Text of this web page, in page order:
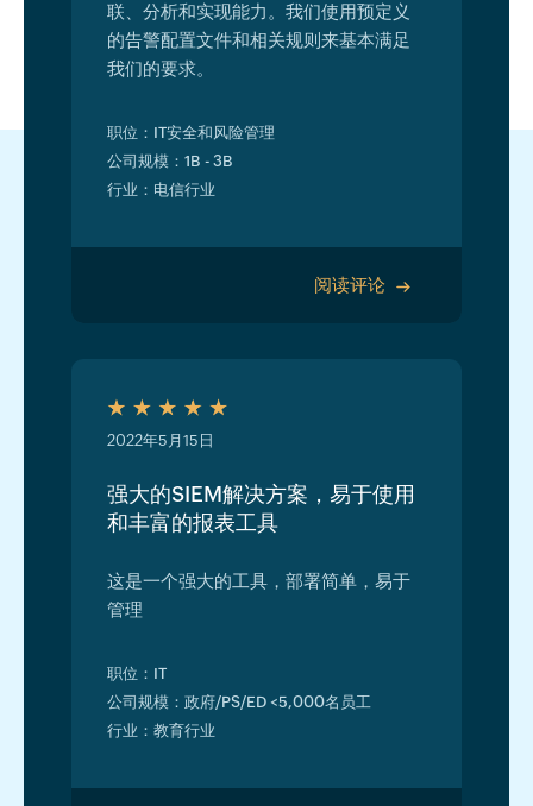
联、分析和实现能力。我们使用预定义
的告警配置文件和相关规则来基本满足
我们的要求。
职位：IT安全和风险管理
公司规模：1B - 3B
行业：电信行业
阅读评论 >
2022年5月15日
强大的SIEM解决方案，易于使用
和丰富的报表工具
这是一个强大的工具，部署简单，易于
管理
职位：IT
公司规模：政府/PS/ED <5,000名员工
行业：教育行业